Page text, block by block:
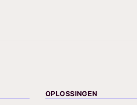
OPLOSSINGEN